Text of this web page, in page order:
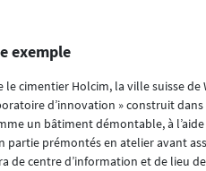
exemple
cimentier Holcim, la ville suisse
d’innovation » construit
un bâtiment démontable, à l’aide
partie prémontés en atelier avant
de centre d’information et de lieu